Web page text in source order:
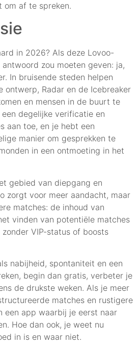
om af te spreken.
in 2026? Als deze Lovoo-
zou moeten geven: ja,
In bruisende steden helpen
ontwerp, Radar en de Icebreaker
en mensen in de buurt te
degelijke verificatie en
aan toe, en je hebt een
manier om gesprekken te
in een ontmoeting in het
gebied van diepgang en
zorgt voor meer aandacht, maar
matches: de inhoud van
vinden van potentiële matches
VIP-status of boosts
nabijheid, spontaniteit en een
begin dan gratis, verbeter je
de drukste weken. Als je meer
matches en rustigere
een app waarbij je eerst naar
Hoe dan ook, je weet nu
in is en waar niet.